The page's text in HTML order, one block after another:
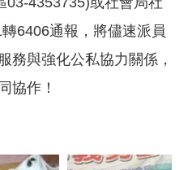
6406通報，將儘速派員
務與強化公私協力關係，
協作！